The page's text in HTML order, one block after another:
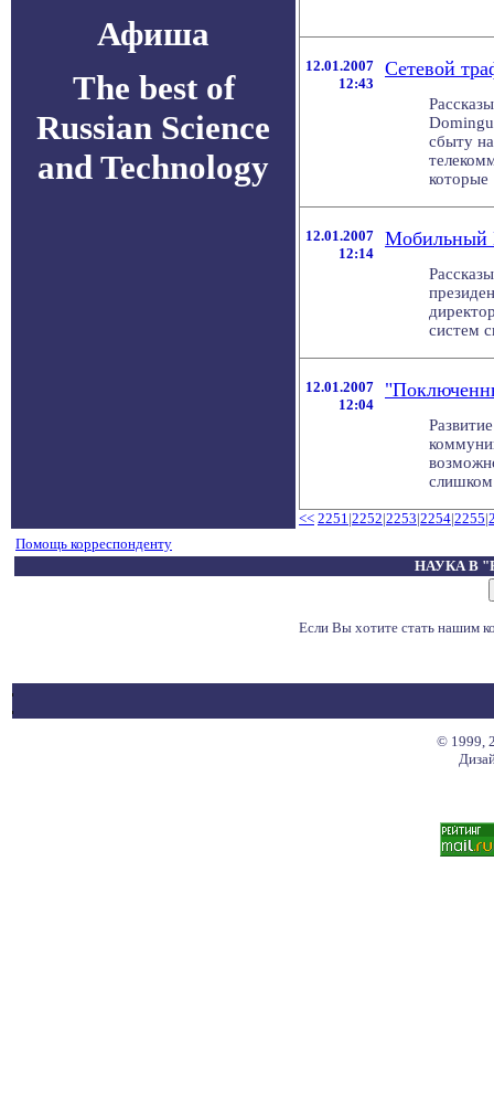
Афиша
The best of
Russian Science
and Technology
12.01.2007
12:43
Сетевой
сбыту
которые
12.01.2007
12:14
Мобильный
систем
12.01.2007
12:04
слишком
<< 2251|2252|2253|2254|2255|
Помощь корреспонденту
НАУКА В
Если Вы хотите стать нашим
© 1999,